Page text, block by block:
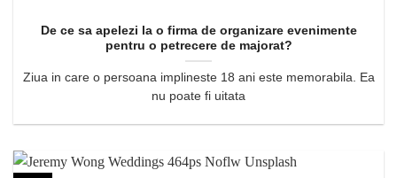
De ce sa apelezi la o firma de organizare evenimente
pentru o petrecere de majorat?
Ziua in care o persoana implineste 18 ani este memorabila. Ea
nu poate fi uitata